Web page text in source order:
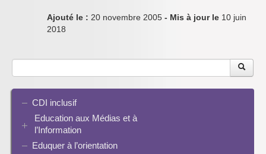
Ajouté le : 20 novembre 2005 - Mis à jour le 10 juin
2018
CDI inclusif
Education aux Médias et à
l’Information
EMI et translittératie
Eduquer à l’orientation